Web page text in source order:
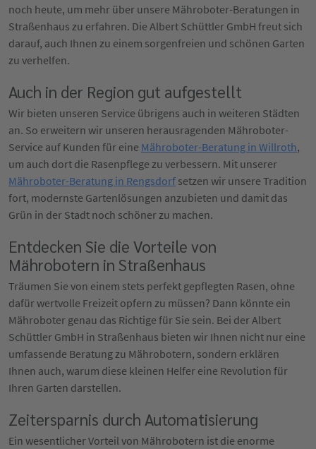
noch heute, um mehr über unsere Mähroboter-Beratungen in
Straßenhaus zu erfahren. Die Albert Schüttler GmbH freut sich
darauf, auch Ihnen zu einem sorgenfreien und schönen Garten
zu verhelfen.
Auch in der Region gut aufgestellt
Wir bieten unseren Service übrigens auch in weiteren Städten
an. So erweitern wir unseren herausragenden Mähroboter-
Service auf Kunden für eine Mähroboter-Beratung in Willroth,
um auch dort die Rasenpflege zu verbessern. Mit unserer
Mähroboter-Beratung in Rengsdorf setzen wir unsere Tradition
fort, modernste Gartenlösungen anzubieten und damit das
Grün in der Stadt noch schöner zu machen.
Entdecken Sie die Vorteile von
Mährobotern in Straßenhaus
Träumen Sie von einem stets perfekt gepflegten Rasen, ohne
dafür wertvolle Freizeit opfern zu müssen? Dann könnte ein
Mähroboter genau das Richtige für Sie sein. Bei der Albert
Schüttler GmbH in Straßenhaus bieten wir Ihnen nicht nur eine
umfassende Beratung zu Mährobotern, sondern erklären
Ihnen auch, warum diese kleinen Helfer eine Revolution für
Ihren Garten darstellen.
Zeitersparnis durch Automatisierung
Ein wesentlicher Vorteil von Mährobotern ist die enorme